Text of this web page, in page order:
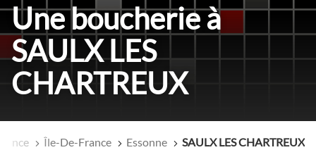
Une boucherieà
SAULX LES
CHARTREUX
Île-De-France Essonne SAULX LES CHARTREUX